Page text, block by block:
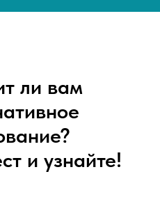
ли вам
и узнайте!